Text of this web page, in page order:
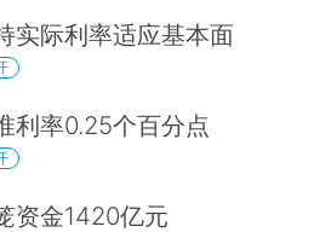
实际利率适应基本面
利率0.25个百分点
资金1420亿元